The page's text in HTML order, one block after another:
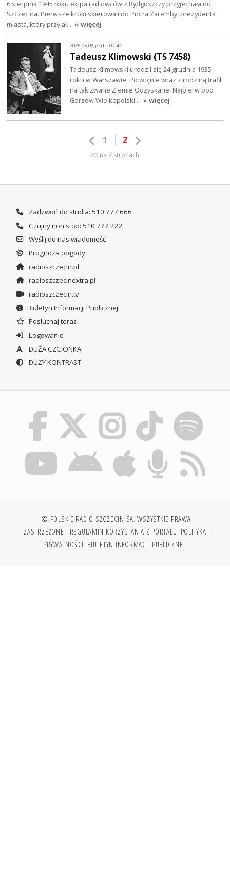
6 sierpnia 1945 roku ekipa radiowców z Bydgoszczy przyjechała do
Szczecina. Pierwsze kroki skierowali do Piotra Zaremby, prezydenta
miasta, który przyjął… » więcej
2025-05-08, godz. 00:49
Tadeusz Klimowski (TS 7458)
Tadeusz Klimowski urodził się 24 grudnia 1935
roku w Warszawie. Po wojnie wraz z rodziną trafił
na tak zwane Ziemie Odzyskane. Najpierw pod
Gorzów Wielkopolski… » więcej
1 2
20 na 2 stronach
Zadzwoń do studia: 510 777 666
Czujny non stop: 510 777 222
Wyślij do nas wiadomość
Prognoza pogody
radioszczecin.pl
radioszczecinextra.pl
radioszczecin.tv
Biuletyn Informacji Publicznej
Posłuchaj teraz
Logowanie
DUŻA CZCIONKA
DUŻY KONTRAST
© POLSKIE RADIO SZCZECIN SA. WSZYSTKIE PRAWA
ZASTRZEŻONE. REGULAMIN KORZYSTANIA Z PORTALU POLITYKA
PRYWATNOŚCI BIULETYN INFORMACJI PUBLICZNEJ